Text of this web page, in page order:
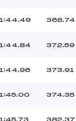
1:44.49 368.74
1:44.84 372.59
1:44.96 373.91
1:45.00 374.35
1:45.73 382.37